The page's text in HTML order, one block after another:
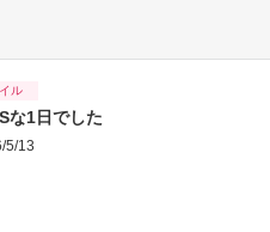
ル
な1日でした
5/13